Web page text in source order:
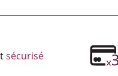
sécurisé